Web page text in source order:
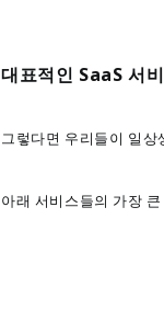
대표적인 SaaS 서
그렇다면 우리들이 일
아래 서비스들의 가장